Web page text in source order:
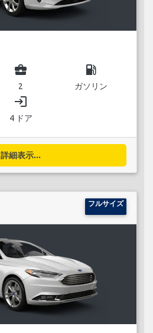
business_center
2
local_gas_station
ガソリン
login
4 ドア
詳細表示...
フルサイズ